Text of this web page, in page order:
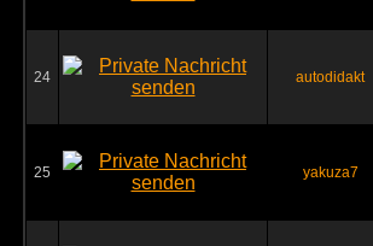
24 autodidakt
25 yakuza7